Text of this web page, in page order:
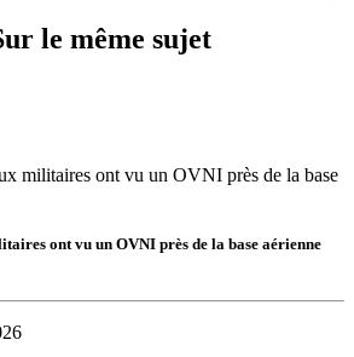
le même sujet
ont vu un OVNI près de la base aérienne